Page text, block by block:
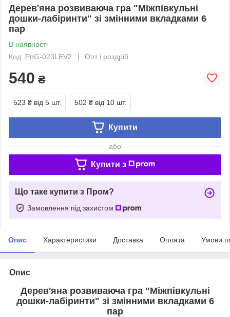
Дерев'яна розвиваюча гра "Міжпівкульні
дошки-лабіринти" зі змінними вкладками 6
пар
В наявності
Код: PnG-023LEV2
Опт і роздріб
540 ₴
523 ₴ від 5 шт. 502 ₴ від 10 шт.
Купити
або
Купити з
Що таке купити з Пром?
Замовлення під захистом
Опис Характеристики Доставка Оплата Умови
Опис
Дерев'яна розвиваюча гра "Міжпівкульні
дошки-лабіринти" зі змінними вкладками 6
пар